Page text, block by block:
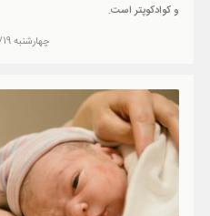
و کوادکوپتر است.
چهارشنبه 1403/10/19